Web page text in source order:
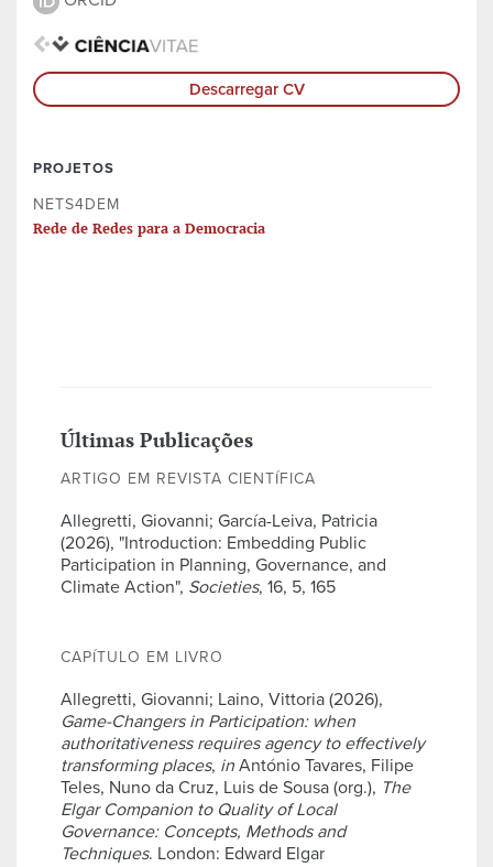
Descarregar CV
PROJETOS
NETS4DEM
Rede de Redes para a Democracia
Últimas Publicações
ARTIGO EM REVISTA CIENTÍFICA
Allegretti, Giovanni; García-Leiva, Patricia
(2026), "Introduction: Embedding Public
Participation in Planning, Governance, and
Climate Action", Societies, 16, 5, 165
CAPÍTULO EM LIVRO
Allegretti, Giovanni; Laino, Vittoria (2026),
Game-Changers in Participation: when
authoritativeness requires agency to effectively
transforming places, in António Tavares, Filipe
Teles, Nuno da Cruz, Luis de Sousa (org.), The
Elgar Companion to Quality of Local
Governance: Concepts, Methods and
Techniques. London: Edward Elgar